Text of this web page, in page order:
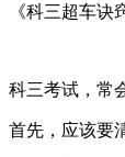
《科三超车
科三考试，常
首先，应该要